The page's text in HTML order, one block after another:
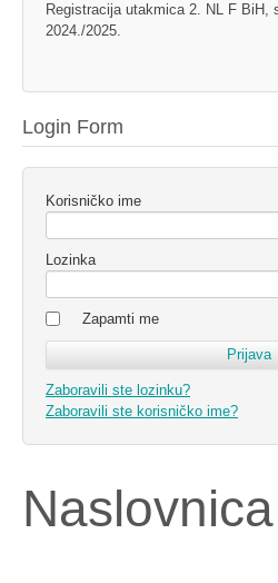
Registracija utakmica 2. NL F BiH,
2024./2025.
Login Form
Korisničko ime
Lozinka
Zapamti me
Zaboravili ste lozinku?
Zaboravili ste korisničko ime?
Naslovnica